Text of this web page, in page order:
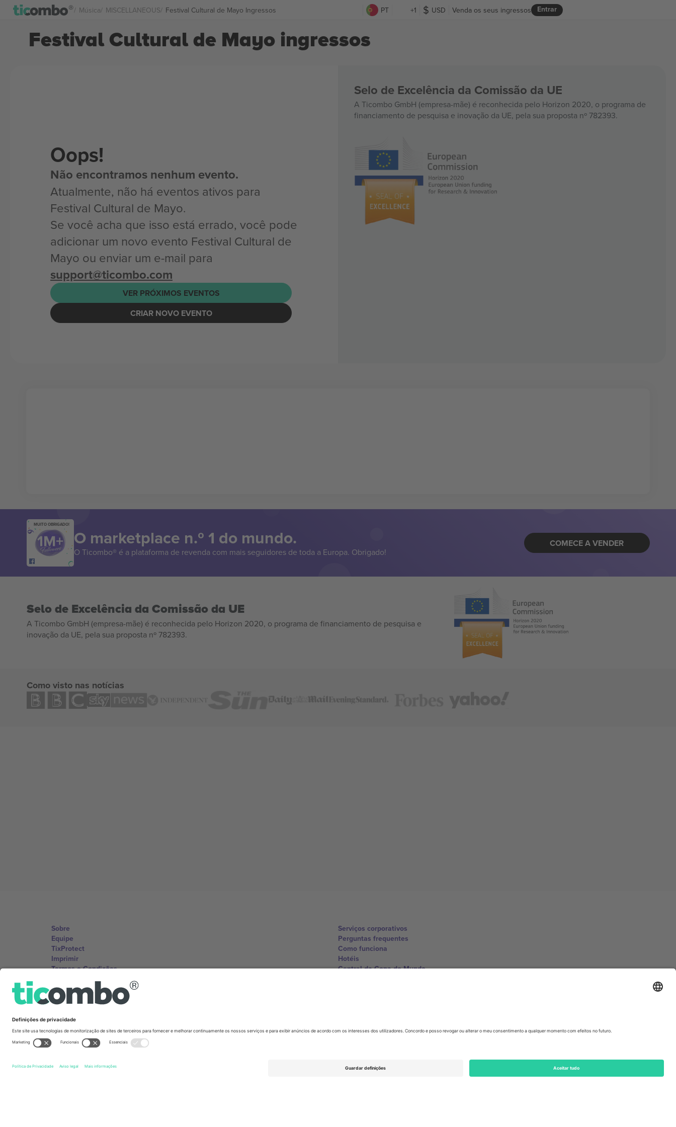
Música MISCELLANEOUS Festival Cultural de Mayo Ingressos PT +1 USD Entrar
Venda os seus ingressos
Festival Cultural de Mayo ingressos
Oops!
Não encontramos nenhum evento.
Atualmente, não há eventos ativos para
Festival Cultural de Mayo.
Se você acha que isso está errado, você pode
adicionar um novo evento Festival Cultural de
Mayo ou enviar um e-mail para
support@ticombo.com
VER PRÓXIMOS EVENTOS
CRIAR NOVO EVENTO
Selo de Excelência da Comissão da UE
A Ticombo GmbH (empresa-mãe) é reconhecida pelo Horizon 2020, o programa de
financiamento de pesquisa e inovação da UE, pela sua proposta nº 782393.
MUITO OBRIGADO!
O marketplace n.º 1 do mundo.
O Ticombo® é a plataforma de revenda com mais seguidores de toda a Europa. Obrigado!
COMECE A VENDER
Selo de Excelência da Comissão da UE
A Ticombo GmbH (empresa-mãe) é reconhecida pelo Horizon 2020, o programa de financiamento de pesquisa e
inovação da UE, pela sua proposta nº 782393.
Como visto nas notícias
Sobre
Equipe
TixProtect
Imprimir
Termos e Condições
Programa de afiliados
Serviços corporativos
Perguntas frequentes
Como funciona
Hotéis
Central da Copa do Mundo